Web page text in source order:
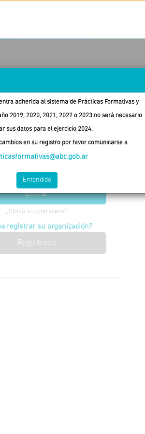
adherida al sistema de Prácticas Formativas y
2019, 2020, 2021, 2022 o 2023 no será necesario
sus datos para el ejercicio 2024.
en su registro por favor comunicarse a
Entendido
sesión para adherir su
al sistema de Prácticas
Formativas
Entrar
¿Olvidó su contraseña?
registrar su organización?
Regístrese